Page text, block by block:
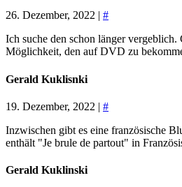
26. Dezember, 2022 | #
Ich suche den schon länger vergeblich.
Möglichkeit, den auf DVD zu
Gerald Kuklisnki
19. Dezember, 2022 | #
Inzwischen gibt es eine französische
enthält "Je brule de partout" in
Gerald Kuklinski